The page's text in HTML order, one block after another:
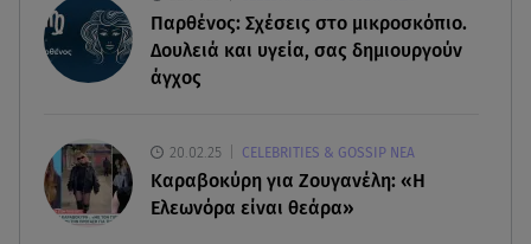
08.08.26 , 23:30
Greek Mafia: Χειροπέδες σε «Πίτμπουλ» και
«Μπουλντόγκ»
08.08.26 , 23:00
Στενά του Ορμούζ: Στο Ιράν ο έλεγχος της
εισερχόμενης ναυσιπλοΐας
Παρθένος: Σχέσεις στο μικροσκόπιο.
Δουλειά και υγεία, σας δημιουργούν
άγχος
20.02.25 CELEBRITIES & GOSSIP ΝΕΑ
Καραβοκύρη για Ζουγανέλη: «Η
Ελεωνόρα είναι θεάρα»